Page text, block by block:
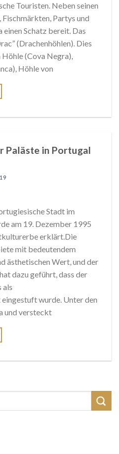
Touristen. Neben seinen
Fischmärkten, Partys und
Schatz bereit. Das
(Drachenhöhlen). Dies
(Cova Negra),
Höhle von
Paläste in Portugal
Stadt im
am 19. Dezember 1995
erklärt.Die
mit bedeutendem
ästhetischen Wert, und der
dazu geführt, dass der
als
wurde. Unter den
und versteckt